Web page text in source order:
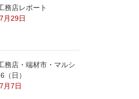
務店レポート
月29日
務店・端材市・マルシ
日）
月7日